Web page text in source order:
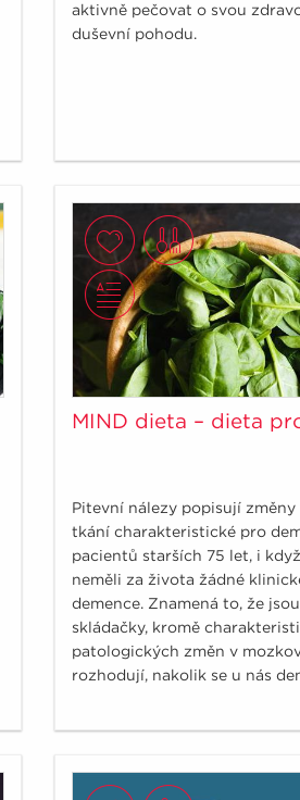
aktivně pečovat o svou
duševní pohodu.
MIND dieta – dieta
Pitevní nálezy popisují změny
tkání charakteristické pro
pacientů starších 75 let, i
neměli za života žádné
demence. Znamená to, že
skládačky, kromě
patologických změn v
rozhodují, nakolik se u nás